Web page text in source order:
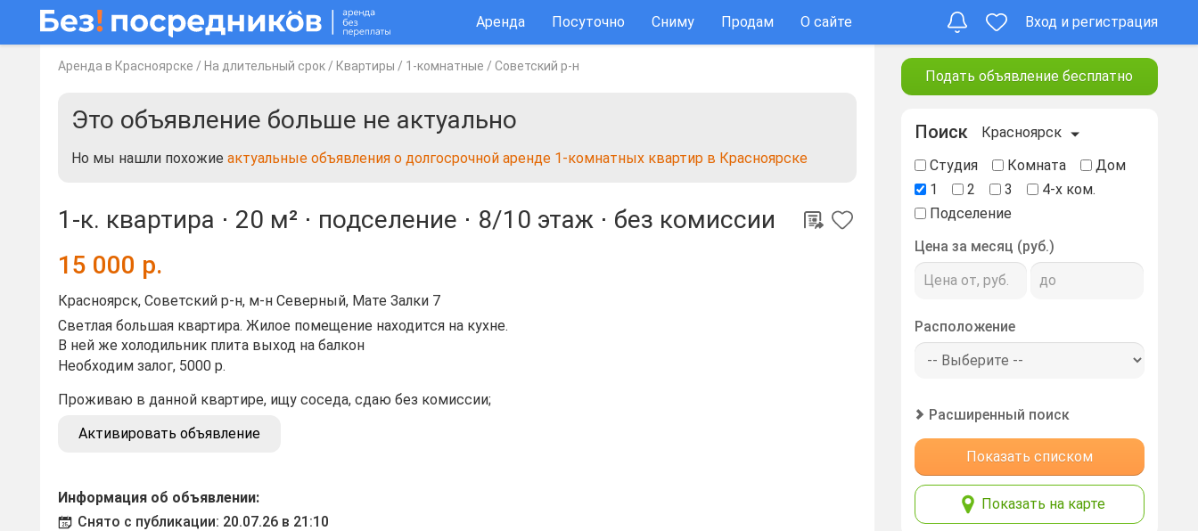
Аренда Посуточно Сниму Продам О сайте Вход и регистрация
Аренда в Красноярске / На длительный срок / Квартиры / 1-комнатные / Советский р-н
Это объявление больше не актуально
Но мы нашли похожие актуальные объявления о долгосрочной аренде 1-комнатных квартир в Красноярске
1-к. квартира ⋅ 20 м² ⋅ подселение ⋅ 8/10 этаж ⋅ без комиссии
15 000 р.
Красноярск, Советский р-н, м-н Северный, Мате Залки 7
Светлая большая квартира. Жилое помещение находится на кухне.
В ней же холодильник плита выход на балкон
Необходим залог, 5000 р.
Проживаю в данной квартире, ищу соседа, сдаю без комиссии;
Активировать объявление
Информация об объявлении:
Снято с публикации: 20.07.26 в 21:10
Подать объявление бесплатно
Поиск
Красноярск
Студия
Комната
Дом
1
2 3
4-х ком.
Подселение
Цена за месяц (руб.)
Расположение
Расширенный поиск
Показать списком
Показать на карте